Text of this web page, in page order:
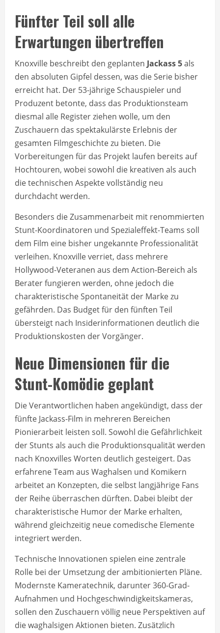
Fünfter Teil soll alle
Erwartungen übertreffen
Knoxville beschreibt den geplanten Jackass 5als
den absoluten Gipfel dessen, was die Serie bisher
erreicht hat. Der 53-jährige Schauspieler und
Produzent betonte, dass das Produktionsteam
diesmal alle Register ziehen wolle, um den
Zuschauern das spektakulärste Erlebnis der
gesamten Filmgeschichte zu bieten. Die
Vorbereitungen für das Projekt laufen bereits auf
Hochtouren, wobei sowohl die kreativen als auch
die technischen Aspekte vollständig neu
durchdacht werden.
Besonders die Zusammenarbeit mit renommierten
Stunt-Koordinatoren und Spezialeffekt-Teams soll
dem Film eine bisher ungekannte Professionalität
verleihen. Knoxville verriet, dass mehrere
Hollywood-Veteranen aus dem Action-Bereich als
Berater fungieren werden, ohne jedoch die
charakteristische Spontaneität der Marke zu
gefährden. Das Budget für den fünften Teil
übersteigt nach Insiderinformationen deutlich die
Produktionskosten der Vorgänger.
Neue Dimensionen für die
Stunt-Komödie geplant
Die Verantwortlichen haben angekündigt, dass der
fünfte Jackass-Film in mehreren Bereichen
Pionierarbeit leisten soll. Sowohl die Gefährlichkeit
der Stunts als auch die Produktionsqualität werden
nach Knoxvilles Worten deutlich gesteigert. Das
erfahrene Team aus Waghalsen und Komikern
arbeitet an Konzepten, die selbst langjährige Fans
der Reihe überraschen dürften. Dabei bleibt der
charakteristische Humor der Marke erhalten,
während gleichzeitig neue comedische Elemente
integriert werden.
Technische Innovationen spielen eine zentrale
Rolle bei der Umsetzung der ambitionierten Pläne.
Modernste Kameratechnik, darunter 360-Grad-
Aufnahmen und Hochgeschwindigkeitskameras,
sollen den Zuschauern völlig neue Perspektiven auf
die waghalsigen Aktionen bieten. Zusätzlich